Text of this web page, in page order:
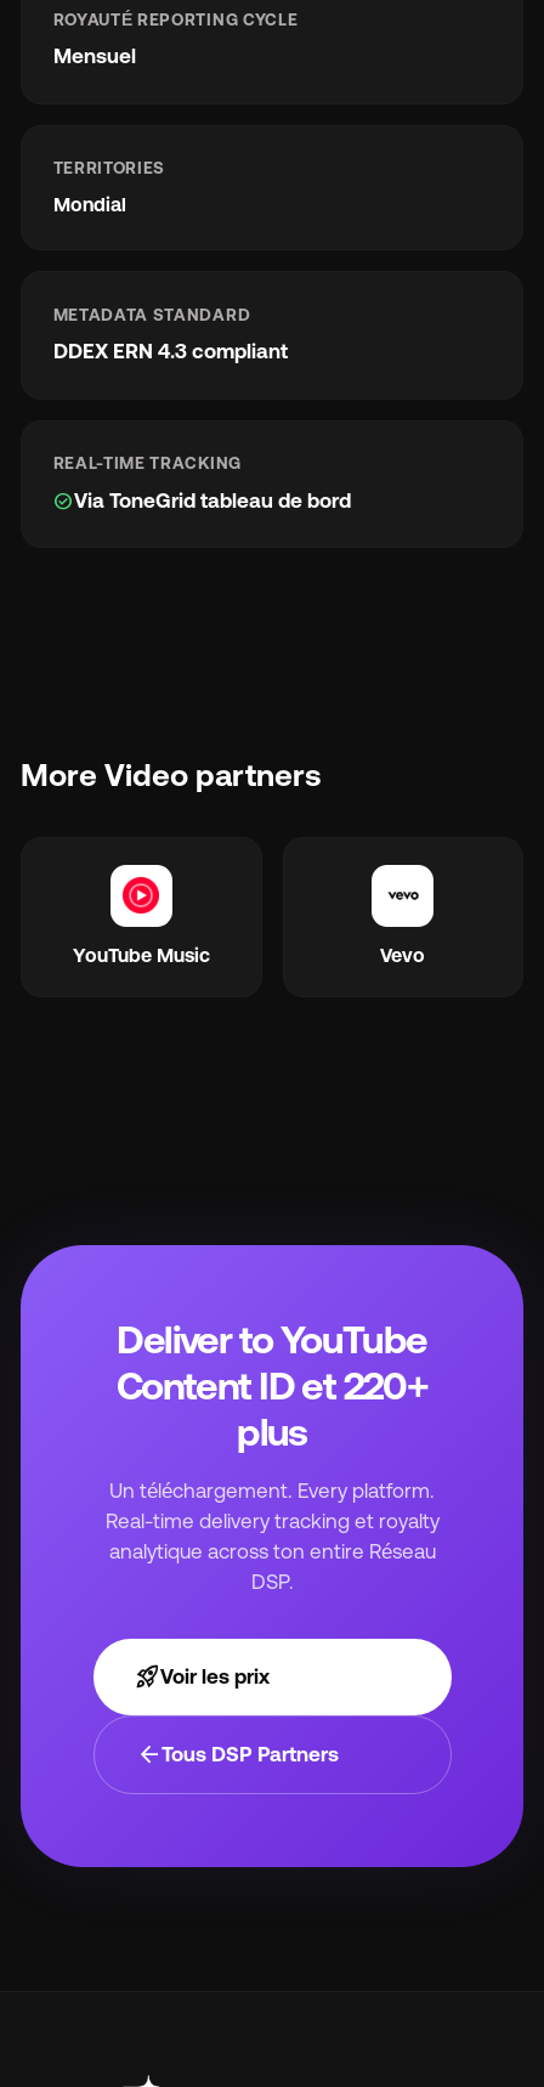
ROYAUTÉ REPORTING CYCLE
Mensuel
TERRITORIES
Mondial
METADATA STANDARD
DDEX ERN 4.3 compliant
REAL-TIME TRACKING
check_circleVia ToneGrid tableau de bord
More Video partners
YouTube Music Vevo
Deliver to YouTube
Content ID et 220+
plus
Un téléchargement. Every platform.
Real-time delivery tracking et royalty
analytique across ton entire Réseau
DSP.
rocket_launchVoir les prix
arrow_backTous DSP Partners